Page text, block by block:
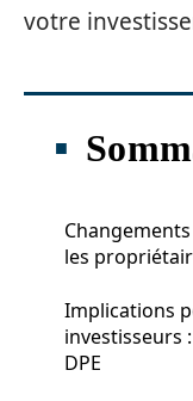
votre
Changements
les
Implications
investisseurs
DPE